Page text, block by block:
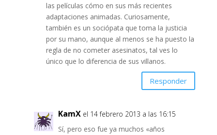
las películas cómo en sus más recientes
adaptaciones animadas. Curiosamente,
también es un sociópata que toma la justicia
por su mano, aunque al menos se ha puesto la
regla de no cometer asesinatos, tal ves lo
único que lo diferencia de sus villanos.
Responder
KamX el 14 febrero 2013 a las 16:15
Sí, pero eso fue ya muchos «años